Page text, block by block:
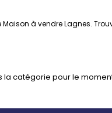
à vendre Lagnes.
catégorie pour le